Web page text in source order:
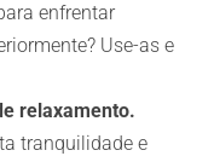
enfrentar
Use-as e
relaxamento.
tranquilidade e